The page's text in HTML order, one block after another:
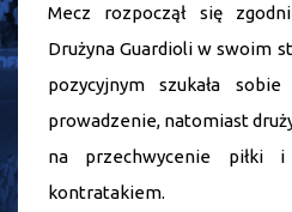
Mecz rozpoczął się
Drużyna Guardioli w swoim
pozycyjnym szukała
prowadzenie, natomiast
na przechwycenie piłki
kontratakiem.